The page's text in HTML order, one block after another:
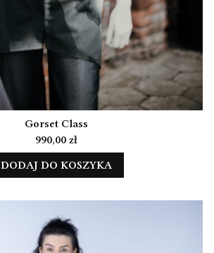
Gorset Class
Cena
990,00 zł
DODAJ DO KOSZYKA